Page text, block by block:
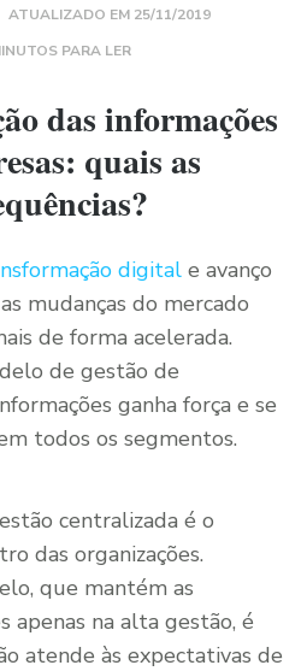
ATUALIZADO EM 25/11/2019
PARA LER
das informações
quais as
digital e avanço
mudanças do mercado
de forma acelerada.
de gestão de
ganha força e se
todos os segmentos.
centralizada é o
das organizações.
que mantém as
apenas na alta gestão, é
atende às expectativas de